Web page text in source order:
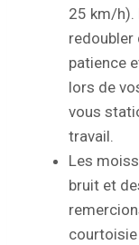
25 km/h).
redoubler
patience
lors de
vous
travail.
Les
bruit et